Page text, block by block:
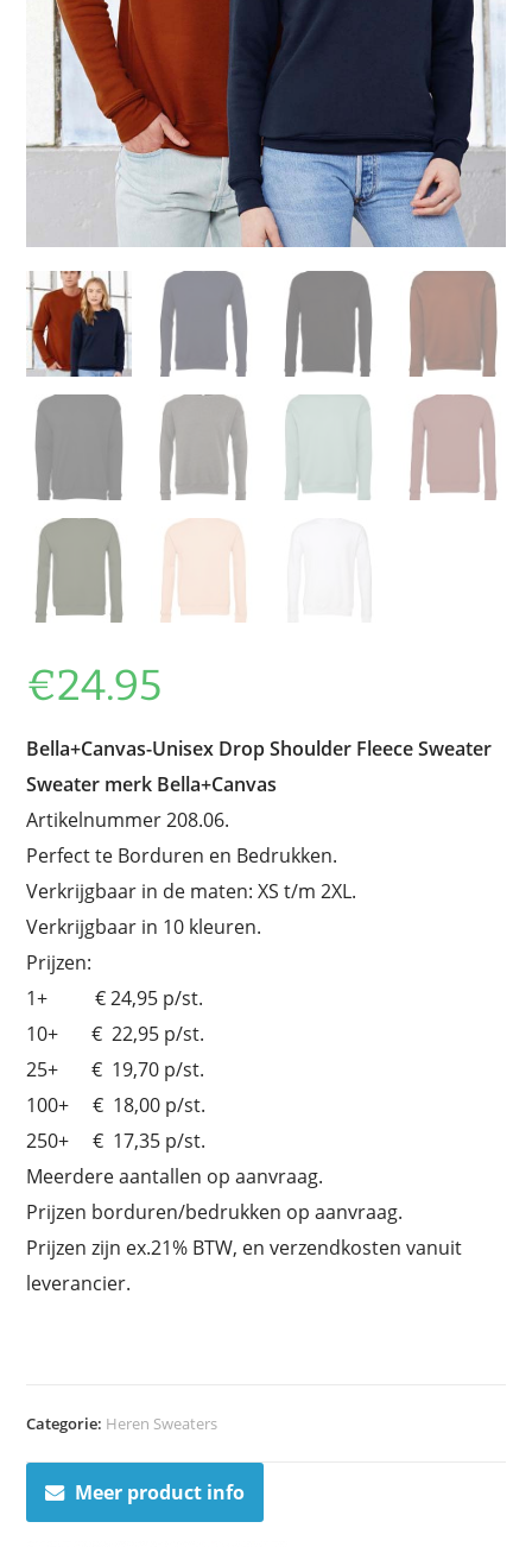
€24.95
Bella+Canvas-Unisex Drop Shoulder Fleece Sweater
Sweater merk Bella+Canvas
Artikelnummer 208.06.
Perfect te Borduren en Bedrukken.
Verkrijgbaar in de maten: XS t/m 2XL.
Verkrijgbaar in 10 kleuren.
Prijzen:
1+ € 24,95 p/st.
10+ € 22,95 p/st.
25+ € 19,70 p/st.
100+ € 18,00 p/st.
250+ € 17,35 p/st.
Meerdere aantallen op aanvraag.
Prijzen borduren/bedrukken op aanvraag.
Prijzen zijn ex.21% BTW, en verzendkosten vanuit
leverancier.
Categorie: Heren Sweaters
Meer product info